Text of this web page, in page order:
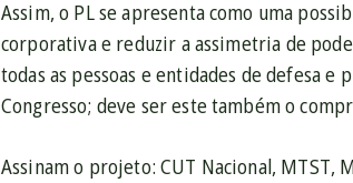
Assim, o PL se apresenta como uma
corporativa e reduzir a assimetria de
todas as pessoas e entidades de defesa
Congresso; deve ser este também o
Assinam o projeto: CUT Nacional, MTST,